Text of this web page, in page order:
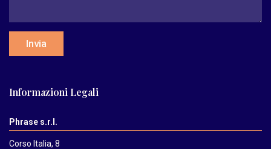
Invia
Informazioni Legali
Phrase s.r.l.
Corso Italia, 8